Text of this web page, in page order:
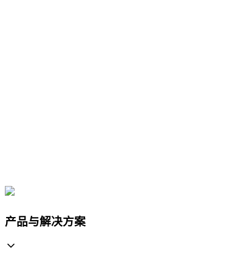
产品与解决方案